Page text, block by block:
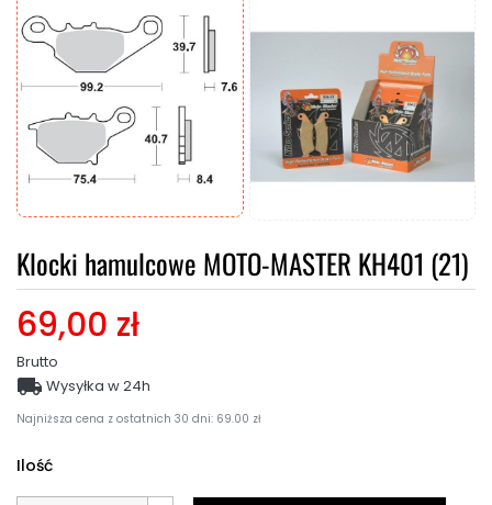
Klocki hamulcowe MOTO-MASTER KH401 (21)
69,00 zł
Brutto
Najniższa cena z ostatnich 30 dni: 69.00 zł
 Wysyłka w 24h
Ilość